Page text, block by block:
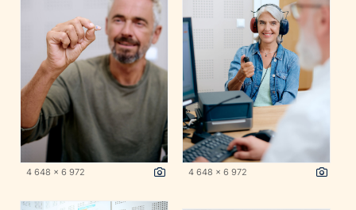
4 648 x 6 972 4 648 x 6 972